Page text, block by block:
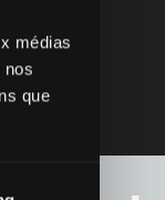
médias
nos
que